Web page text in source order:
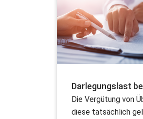
Darlegungslast
Die Vergütung von
diese tatsächlich